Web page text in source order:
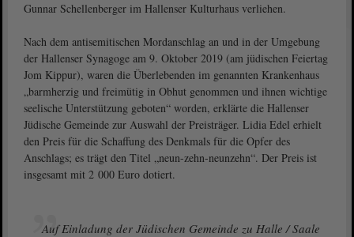
Gunnar Schellenberger im Hallenser Kulturhaus verliehen.
Nach dem antisemitischen Mordanschlag an und in der Umgebung
der Hallenser Synagoge am 9. Oktober 2019 (am jüdischen Feiertag
Jom Kippur), waren die Überlebenden im genannten Krankenhaus
„barmherzig und freimütig in Obhut genommen und ihnen wichtige
seelische Unterstützung geboten“ worden, erklärte die Hallenser
Jüdische Gemeinde zur Auswahl der Preisträger. Lidia Edel erhielt
den Preis für die Schaffung des Denkmals für die Opfer des
Anschlags; es trägt den Titel „neun-zehn-neunzehn“. Der Preis ist
insgesamt mit 2 000 Euro dotiert.
Auf Einladung der Jüdischen Gemeinde zu Halle / Saale